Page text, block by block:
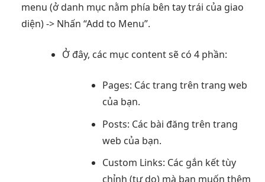
menu (ở danh mục nằm phía bên tay trái của giao
diện) -> Nhấn “Add to Menu”.
Ở đây, các mục content sẽ có 4 phần:
Pages: Các trang trên trang web
của bạn.
Posts: Các bài đăng trên trang
web của bạn.
Custom Links: Các gắn kết tùy
chỉnh (tự do) mà bạn muốn thêm